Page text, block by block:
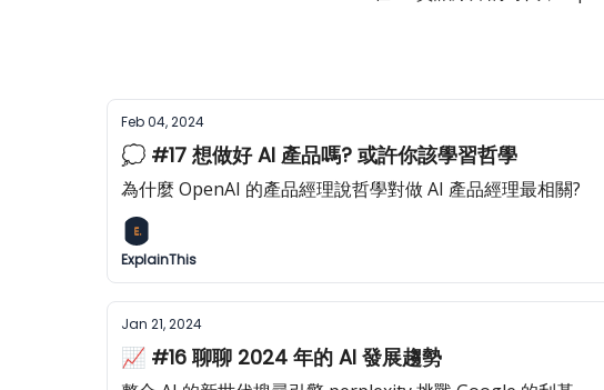
Feb 04, 2024
💭 #17 想做好 AI 產品嗎? 或許你該學習哲學
為什麼 OpenAI 的產品經理說哲學對做 AI 產品經理最相關?
ExplainThis
Jan 21, 2024
📈 #16 聊聊 2024 年的 AI 發展趨勢